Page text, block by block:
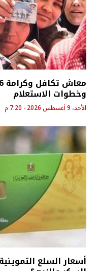
وخطوات الاستعلام
الأحد، 9 أغسطس 2026 - 7:20 م